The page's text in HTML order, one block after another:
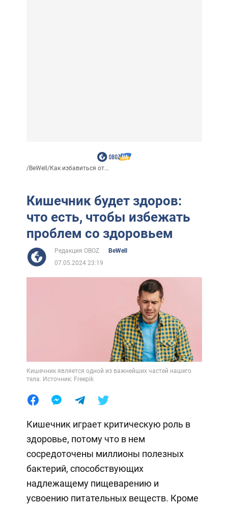
/BeWell/Как избавиться от...
Кишечник будет здоров:
что есть, чтобы избежать
проблем со здоровьем
Редакция OBOZ
BeWell
07.05.2024 23:19
Кишечник является одной из важнейших частей нашего
тела. Источник: Freepik
Кишечник играет критическую роль в
здоровье, потому что в нем
сосредоточены миллионы полезных
бактерий, способствующих
надлежащему пищеварению и
усвоению питательных веществ. Кроме